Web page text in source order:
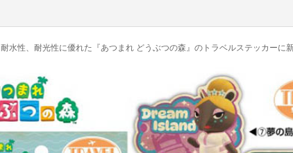
耐水性、耐光性に優れた『あつまれ どうぶつの森』のトラベルステッカーに